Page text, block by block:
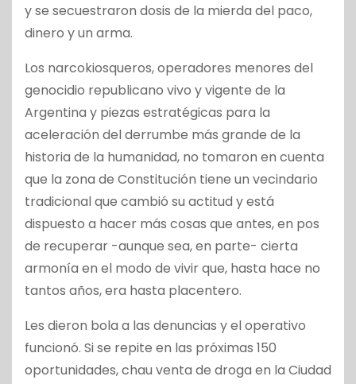
y se secuestraron dosis de la mierda del paco,
dinero y un arma.
Los narcokiosqueros, operadores menores del
genocidio republicano vivo y vigente de la
Argentina y piezas estratégicas para la
aceleración del derrumbe más grande de la
historia de la humanidad, no tomaron en cuenta
que la zona de Constitución tiene un vecindario
tradicional que cambió su actitud y está
dispuesto a hacer más cosas que antes, en pos
de recuperar -aunque sea, en parte- cierta
armonía en el modo de vivir que, hasta hace no
tantos años, era hasta placentero.
Les dieron bola a las denuncias y el operativo
funcionó. Si se repite en las próximas 150
oportunidades, chau venta de droga en la Ciudad